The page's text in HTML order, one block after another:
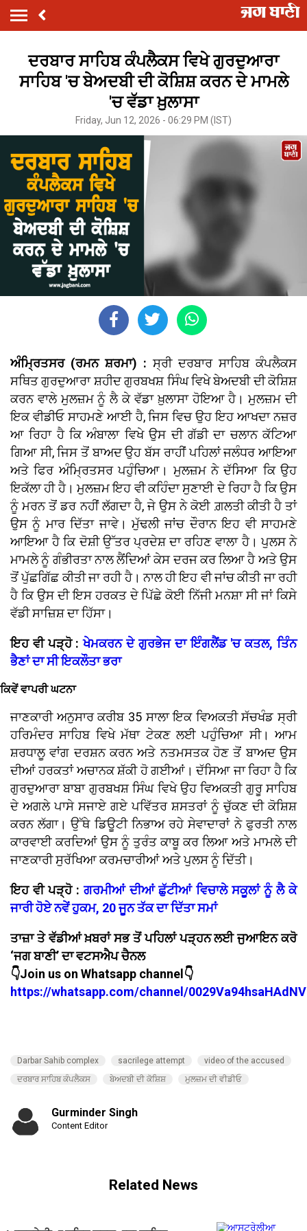
ਦਰਬਾਰ ਸਾਹਿਬ ਕੰਪਲੈਕਸ ਵਿਖੇ ਗੁਰਦੁਆਰਾ
ਸਾਹਿਬ 'ਚ ਬੇਅਦਬੀ ਦੀ ਕੋਸ਼ਿਸ਼ ਕਰਨ ਦੇ ਮਾਮਲੇ
'ਚ ਵੱਡਾ ਖ਼ੁਲਾਸਾ
Friday, Jun 12, 2026 - 06:29 PM (IST)
ਅੰਮ੍ਰਿਤਸਰ (ਰਮਨ ਸ਼ਰਮਾ) : ਸ੍ਰੀ ਦਰਬਾਰ ਸਾਹਿਬ ਕੰਪਲੈਕਸ
ਸਥਿਤ ਗੁਰਦੁਆਰਾ ਸ਼ਹੀਦ ਗੁਰਬਖਸ਼ ਸਿੰਘ ਵਿਖੇ ਬੇਅਦਬੀ ਦੀ ਕੋਸ਼ਿਸ਼
ਕਰਨ ਵਾਲੇ ਮੁਲਜ਼ਮ ਨੂੰ ਲੈ ਕੇ ਵੱਡਾ ਖ਼ੁਲਾਸਾ ਹੋਇਆ ਹੈ। ਮੁਲਜ਼ਮ ਦੀ
ਇਕ ਵੀਡੀਓ ਸਾਹਮਣੇ ਆਈ ਹੈ, ਜਿਸ ਵਿਚ ਉਹ ਇਹ ਆਖਦਾ ਨਜ਼ਰ
ਆ ਰਿਹਾ ਹੈ ਕਿ ਅੰਬਾਲਾ ਵਿਖੇ ਉਸ ਦੀ ਗੱਡੀ ਦਾ ਚਲਾਨ ਕੱਟਿਆ
ਗਿਆ ਸੀ, ਜਿਸ ਤੋਂ ਬਾਅਦ ਉਹ ਬੱਸ ਰਾਹੀਂ ਪਹਿਲਾਂ ਜਲੰਧਰ ਆਇਆ
ਅਤੇ ਫਿਰ ਅੰਮ੍ਰਿਤਸਰ ਪਹੁੰਚਿਆ। ਮੁਲਜ਼ਮ ਨੇ ਦੱਸਿਆ ਕਿ ਉਹ
ਇਕੱਲਾ ਹੀ ਹੈ। ਮੁਲਜ਼ਮ ਇਹ ਵੀ ਕਹਿੰਦਾ ਸੁਣਾਈ ਦੇ ਰਿਹਾ ਹੈ ਕਿ ਉਸ
ਨੂੰ ਮਰਨ ਤੋਂ ਡਰ ਨਹੀਂ ਲੱਗਦਾ ਹੈ, ਜੇ ਉਸ ਨੇ ਕੋਈ ਗ਼ਲਤੀ ਕੀਤੀ ਹੈ ਤਾਂ
ਉਸ ਨੂੰ ਮਾਰ ਦਿੱਤਾ ਜਾਵੇ। ਮੁੱਢਲੀ ਜਾਂਚ ਦੌਰਾਨ ਇਹ ਵੀ ਸਾਹਮਣੇ
ਆਇਆ ਹੈ ਕਿ ਦੋਸ਼ੀ ਉੱਤਰ ਪ੍ਰਦੇਸ਼ ਦਾ ਰਹਿਣ ਵਾਲਾ ਹੈ। ਪੁਲਸ ਨੇ
ਮਾਮਲੇ ਨੂੰ ਗੰਭੀਰਤਾ ਨਾਲ ਲੈਂਦਿਆਂ ਕੇਸ ਦਰਜ ਕਰ ਲਿਆ ਹੈ ਅਤੇ ਉਸ
ਤੋਂ ਪੁੱਛਗਿੱਛ ਕੀਤੀ ਜਾ ਰਹੀ ਹੈ। ਨਾਲ ਹੀ ਇਹ ਵੀ ਜਾਂਚ ਕੀਤੀ ਜਾ ਰਹੀ
ਹੈ ਕਿ ਉਸ ਦੀ ਇਸ ਹਰਕਤ ਦੇ ਪਿੱਛੇ ਕੋਈ ਨਿੱਜੀ ਮਨਸ਼ਾ ਸੀ ਜਾਂ ਕਿਸੇ
ਵੱਡੀ ਸਾਜ਼ਿਸ਼ ਦਾ ਹਿੱਸਾ।
ਇਹ ਵੀ ਪੜ੍ਹੋ :ਖੇਮਕਰਨ ਦੇ ਗੁਰਭੇਜ ਦਾ ਇੰਗਲੈਂਡ 'ਚ ਕਤਲ, ਤਿੰਨ
ਭੈਣਾਂ ਦਾ ਸੀ ਇਕਲੌਤਾ ਭਰਾ
ਕਿਵੇਂ ਵਾਪਰੀ ਘਟਨਾ
ਜਾਣਕਾਰੀ ਅਨੁਸਾਰ ਕਰੀਬ 35 ਸਾਲਾ ਇਕ ਵਿਅਕਤੀ ਸੱਚਖੰਡ ਸ੍ਰੀ
ਹਰਿਮੰਦਰ ਸਾਹਿਬ ਵਿਖੇ ਮੱਥਾ ਟੇਕਣ ਲਈ ਪਹੁੰਚਿਆ ਸੀ। ਆਮ
ਸ਼ਰਧਾਲੂ ਵਾਂਗ ਦਰਸ਼ਨ ਕਰਨ ਅਤੇ ਨਤਮਸਤਕ ਹੋਣ ਤੋਂ ਬਾਅਦ ਉਸ
ਦੀਆਂ ਹਰਕਤਾਂ ਅਚਾਨਕ ਸ਼ੱਕੀ ਹੋ ਗਈਆਂ। ਦੱਸਿਆ ਜਾ ਰਿਹਾ ਹੈ ਕਿ
ਗੁਰਦੁਆਰਾ ਬਾਬਾ ਗੁਰਬਖਸ਼ ਸਿੰਘ ਵਿਖੇ ਉਹ ਵਿਅਕਤੀ ਗੁਰੂ ਸਾਹਿਬ
ਦੇ ਅਗਲੇ ਪਾਸੇ ਸਜਾਏ ਗਏ ਪਵਿੱਤਰ ਸ਼ਸਤਰਾਂ ਨੂੰ ਚੁੱਕਣ ਦੀ ਕੋਸ਼ਿਸ਼
ਕਰਨ ਲੱਗਾ। ਉੱਥੇ ਡਿਊਟੀ ਨਿਭਾਅ ਰਹੇ ਸੇਵਾਦਾਰਾਂ ਨੇ ਫੁਰਤੀ ਨਾਲ
ਕਾਰਵਾਈ ਕਰਦਿਆਂ ਉਸ ਨੂੰ ਤੁਰੰਤ ਕਾਬੂ ਕਰ ਲਿਆ ਅਤੇ ਮਾਮਲੇ ਦੀ
ਜਾਣਕਾਰੀ ਸੁਰੱਖਿਆ ਕਰਮਚਾਰੀਆਂ ਅਤੇ ਪੁਲਸ ਨੂੰ ਦਿੱਤੀ।
ਇਹ ਵੀ ਪੜ੍ਹੋ :ਗਰਮੀਆਂ ਦੀਆਂ ਛੁੱਟੀਆਂ ਵਿਚਾਲੇ ਸਕੂਲਾਂ ਨੂੰ ਲੈ ਕੇ
ਜਾਰੀ ਹੋਏ ਨਵੇਂ ਹੁਕਮ, 20 ਜੂਨ ਤੱਕ ਦਾ ਦਿੱਤਾ ਸਮਾਂ
ਤਾਜ਼ਾ ਤੇ ਵੱਡੀਆਂ ਖ਼ਬਰਾਂ ਸਭ ਤੋਂ ਪਹਿਲਾਂ ਪੜ੍ਹਨ ਲਈ ਜੁਆਇਨ ਕਰੋ
‘ਜਗ ਬਾਣੀ’ ਦਾ ਵਟਸਐਪ ਚੈਨਲ
👇Join us on Whatsapp channel👇
https://whatsapp.com/channel/
Darbar Sahib complex sacrilege attempt
video of the accused
ਦਰਬਾਰ ਸਾਹਿਬ ਕੰਪਲੈਕਸ
ਬੇਅਦਬੀ ਦੀ ਕੋਸ਼ਿਸ਼ ਮੁਲਜ਼ਮ ਦੀ ਵੀਡੀਓ
Gurminder Singh
Content Editor
Related News